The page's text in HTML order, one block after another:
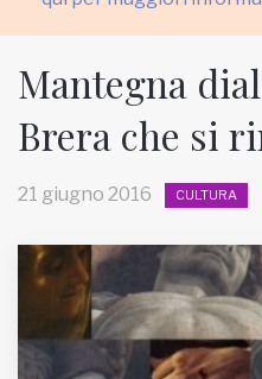
HOME
MUNICIPI
Inviateci le vostre segnalazioni
Mantegna
Brera che si
21 giugno 2016 CULTURA